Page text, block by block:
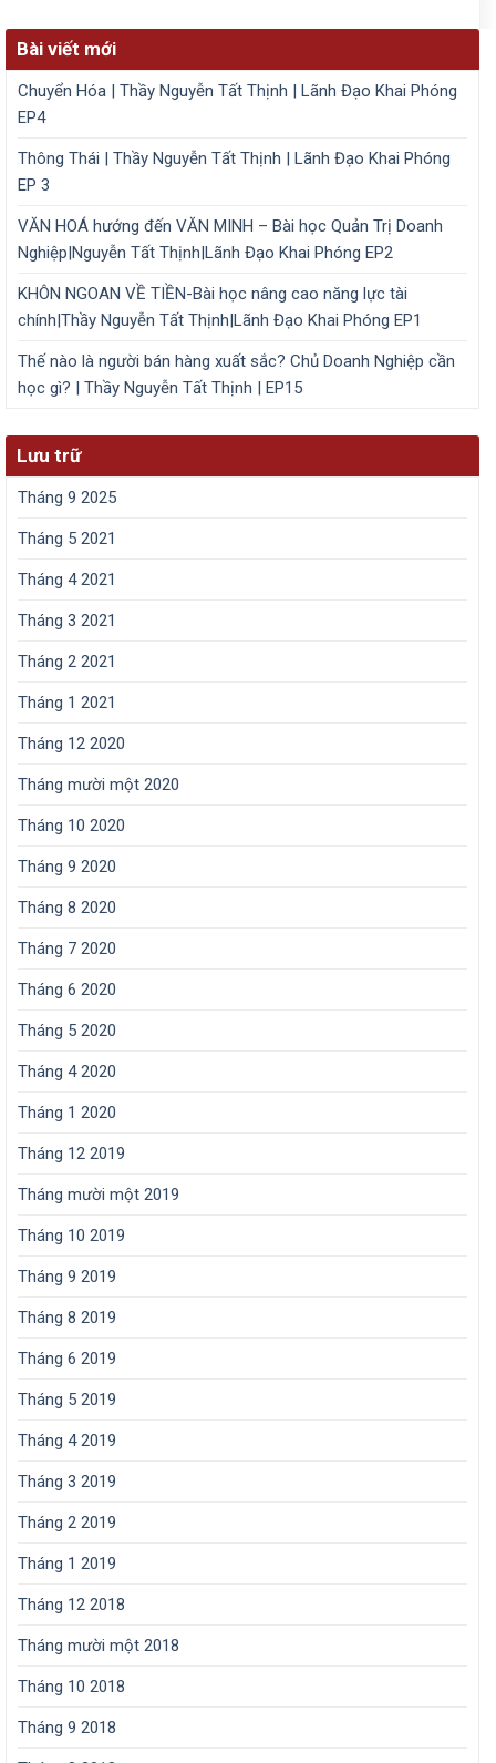
Bài viết mới
Chuyển Hóa | Thầy Nguyễn Tất Thịnh | Lãnh Đạo Khai Phóng
EP4
Thông Thái | Thầy Nguyễn Tất Thịnh | Lãnh Đạo Khai Phóng
EP 3
VĂN HOÁ hướng đến VĂN MINH – Bài học Quản Trị Doanh
Nghiệp|Nguyễn Tất Thịnh|Lãnh Đạo Khai Phóng EP2
KHÔN NGOAN VỀ TIỀN-Bài học nâng cao năng lực tài
chính|Thầy Nguyễn Tất Thịnh|Lãnh Đạo Khai Phóng EP1
Thế nào là người bán hàng xuất sắc? Chủ Doanh Nghiệp cần
học gì? | Thầy Nguyễn Tất Thịnh | EP15
Lưu trữ
Tháng 9 2025
Tháng 5 2021
Tháng 4 2021
Tháng 3 2021
Tháng 2 2021
Tháng 1 2021
Tháng 12 2020
Tháng mười một 2020
Tháng 10 2020
Tháng 9 2020
Tháng 8 2020
Tháng 7 2020
Tháng 6 2020
Tháng 5 2020
Tháng 4 2020
Tháng 1 2020
Tháng 12 2019
Tháng mười một 2019
Tháng 10 2019
Tháng 9 2019
Tháng 8 2019
Tháng 6 2019
Tháng 5 2019
Tháng 4 2019
Tháng 3 2019
Tháng 2 2019
Tháng 1 2019
Tháng 12 2018
Tháng mười một 2018
Tháng 10 2018
Tháng 9 2018